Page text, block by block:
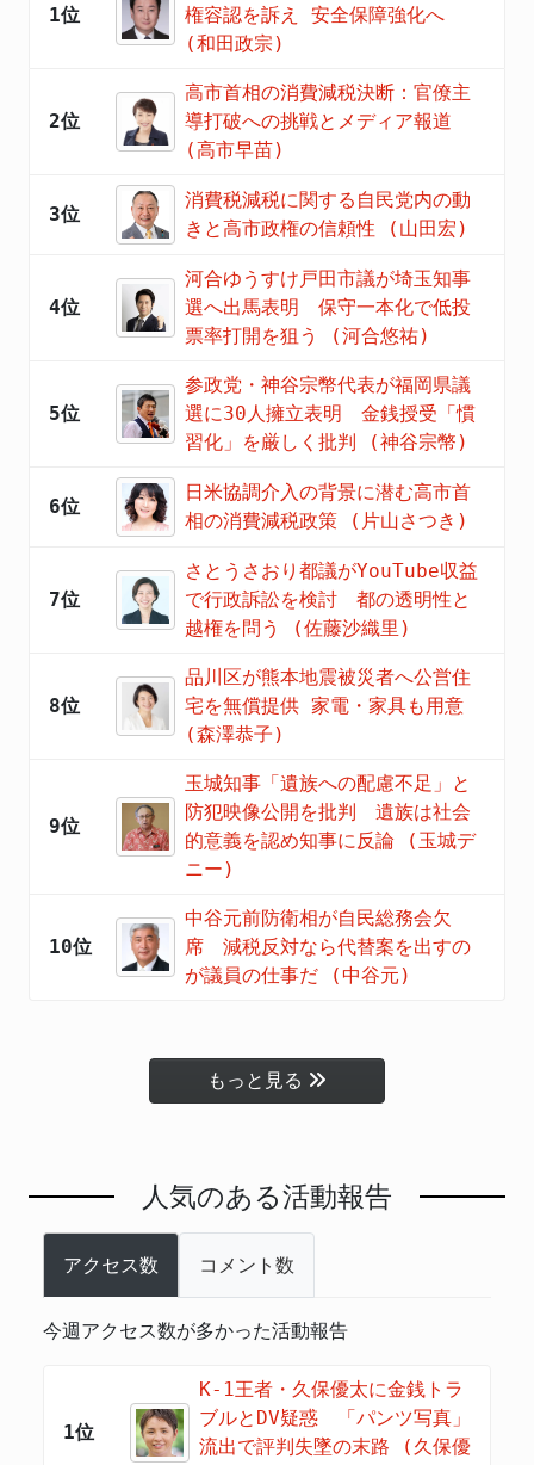
1位
権容認を訴え 安全保障強化へ
(和田政宗)
2位
高市首相の消費減税決断：官僚主
導打破への挑戦とメディア報道
(高市早苗)
3位
消費税減税に関する自民党内の動
きと高市政権の信頼性 (山田宏)
4位
河合ゆうすけ戸田市議が埼玉知事
選へ出馬表明 保守一本化で低投
票率打開を狙う (河合悠祐)
5位
参政党・神谷宗幣代表が福岡県議
選に30人擁立表明 金銭授受「慣
習化」を厳しく批判 (神谷宗幣)
6位
日米協調介入の背景に潜む高市首
相の消費減税政策 (片山さつき)
7位
さとうさおり都議がYouTube収益
で行政訴訟を検討 都の透明性と
越権を問う (佐藤沙織里)
8位
品川区が熊本地震被災者へ公営住
宅を無償提供 家電・家具も用意
(森澤恭子)
9位
玉城知事「遺族への配慮不足」と
防犯映像公開を批判 遺族は社会
的意義を認め知事に反論 (玉城デ
ニー)
10位
中谷元前防衛相が自民総務会欠
席 減税反対なら代替案を出すの
が議員の仕事だ (中谷元)
もっと見る
人気のある活動報告
アクセス数 コメント数
今週アクセス数が多かった活動報告
1位
K-1王者・久保優太に金銭トラ
ブルとDV疑惑 「パンツ写真」
流出で評判失墜の末路 (久保優